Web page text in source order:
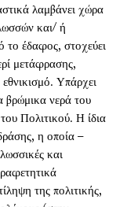
λαμβάνει χώρα
και/ ή
το έδαφος, στοχεύει
μετάφρασης,
εθνικισμό. Υπάρχει
βρώμικα νερά του
Πολιτικού. Η ίδια
η οποία –
και
της πολιτικής,